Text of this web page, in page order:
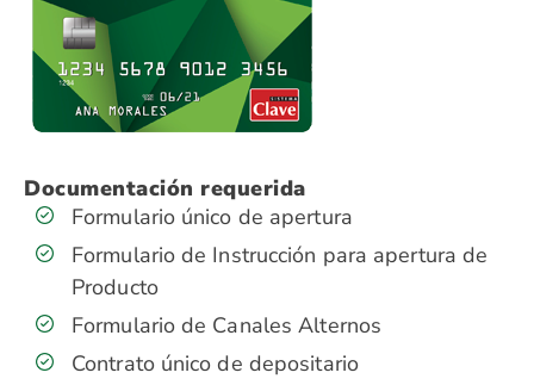
Documentación requerida
Formulario único de apertura
Formulario de Instrucción para apertura de
Producto
Formulario de Canales Alternos
Contrato único de depositario